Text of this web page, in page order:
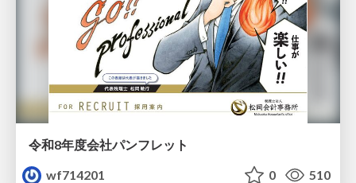
令和8年度会社パンフレット
wf714201
0 510